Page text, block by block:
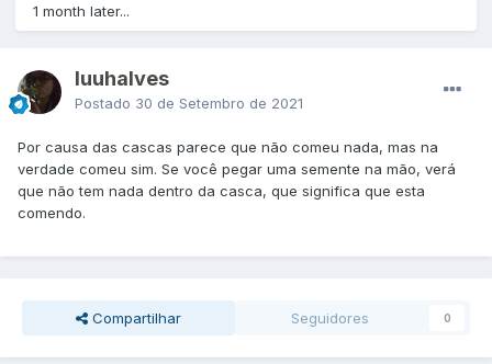
1 month later...
luuhalves
Postado 30 de Setembro de 2021
Por causa das cascas parece que não comeu nada, mas na
verdade comeu sim. Se você pegar uma semente na mão, verá
que não tem nada dentro da casca, que significa que esta
comendo.
Compartilhar Seguidores 0